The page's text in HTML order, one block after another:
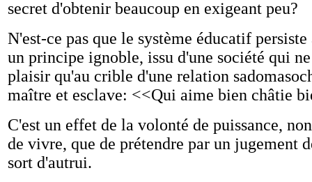
secret d'obtenir beaucoup en exigeant peu?
N'est-ce pas que le système éducatif persiste
un principe ignoble, issu d'une société qui
plaisir qu'au crible d'une relation
maître et esclave: <<Qui aime bien châtie
C'est un effet de la volonté de puissance,
de vivre, que de prétendre par un jugement
sort d'autrui.